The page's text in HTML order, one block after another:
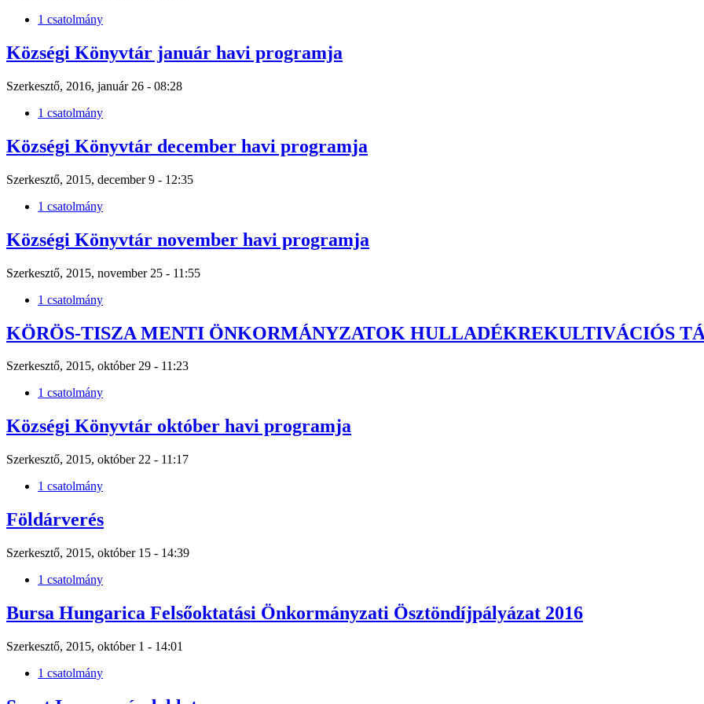
1 csatolmány
Községi Könyvtár január havi programja
Szerkesztő, 2016, január 26 - 08:28
1 csatolmány
Községi Könyvtár december havi programja
Szerkesztő, 2015, december 9 - 12:35
1 csatolmány
Községi Könyvtár november havi programja
Szerkesztő, 2015, november 25 - 11:55
1 csatolmány
KÖRÖS-TISZA MENTI ÖNKORMÁNYZATOK HULLADÉKREKULTIVÁCIÓS
Szerkesztő, 2015, október 29 - 11:23
1 csatolmány
Községi Könyvtár október havi programja
Szerkesztő, 2015, október 22 - 11:17
1 csatolmány
Földárverés
Szerkesztő, 2015, október 15 - 14:39
1 csatolmány
Bursa Hungarica Felsőoktatási Önkormányzati Ösztöndíjpályázat 2016
Szerkesztő, 2015, október 1 - 14:01
1 csatolmány